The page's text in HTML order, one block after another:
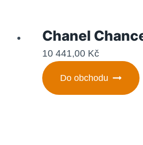
Chanel
10 441,00 Kč
Do obchodu